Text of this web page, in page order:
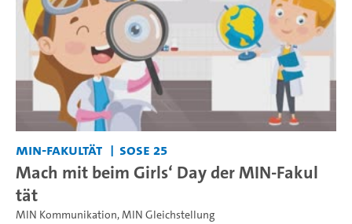
MIN-Fakultät SoSe 25
Mach mit beim Girls‘ Day der MIN-Fakul
tät
MIN Kommunikation,MIN Gleichstellung